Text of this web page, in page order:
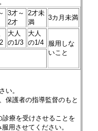
3才～
2才
2才未
満
3カ月未満
大人
の1/3
大人
の1/4
服用しな
いこと
い。
保護者の指導監督のもと
診療を受けさせることを
用させてください。